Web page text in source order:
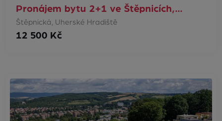
Pronájem bytu 2+1 ve Štěpnicích,…
Štěpnická, Uherské Hradiště
12 500 Kč